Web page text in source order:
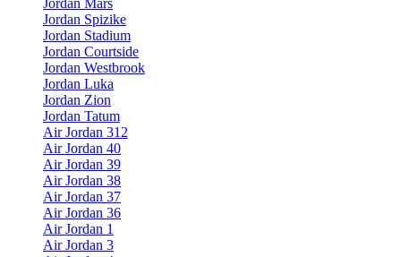
Jordan Mars
Jordan Spizike
Jordan Stadium
Jordan Courtside
Jordan Westbrook
Jordan Luka
Jordan Zion
Jordan Tatum
Air Jordan 312
Air Jordan 40
Air Jordan 39
Air Jordan 38
Air Jordan 37
Air Jordan 36
Air Jordan 1
Air Jordan 3